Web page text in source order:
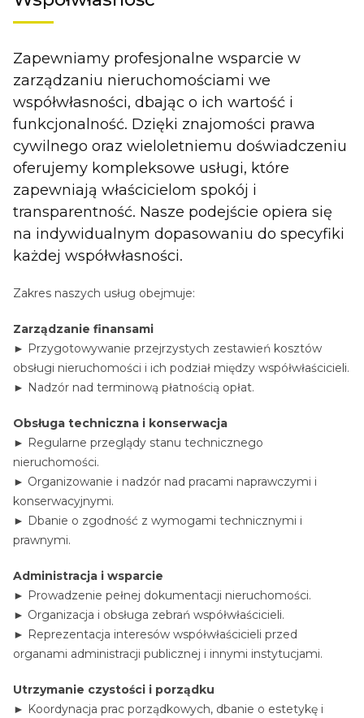
Zapewniamy profesjonalne wsparcie w
zarządzaniu nieruchomościami we
współwłasności, dbając o ich wartość i
funkcjonalność. Dzięki znajomości prawa
cywilnego oraz wieloletniemu doświadczeniu
oferujemy kompleksowe usługi, które
zapewniają właścicielom spokój i
transparentność. Nasze podejście opiera się
na indywidualnym dopasowaniu do specyfiki
każdej współwłasności.
Zakres naszych usług obejmuje:
Zarządzanie finansami
► Przygotowywanie przejrzystych zestawień kosztów
obsługi nieruchomości i ich podział między współwłaścicieli.
► Nadzór nad terminową płatnością opłat.
Obsługa techniczna i konserwacja
► Regularne przeglądy stanu technicznego
nieruchomości.
► Organizowanie i nadzór nad pracami naprawczymi i
konserwacyjnymi.
► Dbanie o zgodność z wymogami technicznymi i
prawnymi.
Administracja i wsparcie
► Prowadzenie pełnej dokumentacji nieruchomości.
► Organizacja i obsługa zebrań współwłaścicieli.
► Reprezentacja interesów współwłaścicieli przed
organami administracji publicznej i innymi instytucjami.
Utrzymanie czystości i porządku
► Koordynacja prac porządkowych, dbanie o estetykę i